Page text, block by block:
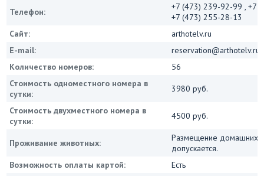
Телефон:
+7 (473) 239-92-99 , +7
+7 (473) 255-28-13
Сайт:
arthotelv.ru
E-mail:
reservation@arthotelv.ru
Количество номеров:
56
Стоимость одноместного номера в
сутки:
3980 руб.
Стоимость двухместного номера в
сутки:
4500 руб.
Проживание животных:
Размещение домашних
допускается.
Возможность оплаты картой:
Есть